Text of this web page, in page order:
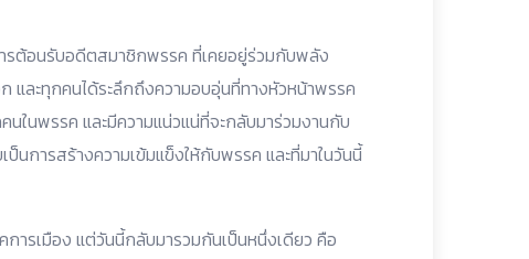
รต้อนรับอดีตสมาชิกพรรค ที่เคยอยู่ร่วมกับพลัง
และทุกคนได้ระลึกถึงความอบอุ่นที่ทางหัวหน้าพรรค
ในพรรค และมีความแน่วแน่ที่จะกลับมาร่วมงานกับ
นการสร้างความเข้มแข็งให้กับพรรค และที่มาในวันนี้
ารเมือง แต่วันนี้กลับมารวมกันเป็นหนึ่งเดียว คือ